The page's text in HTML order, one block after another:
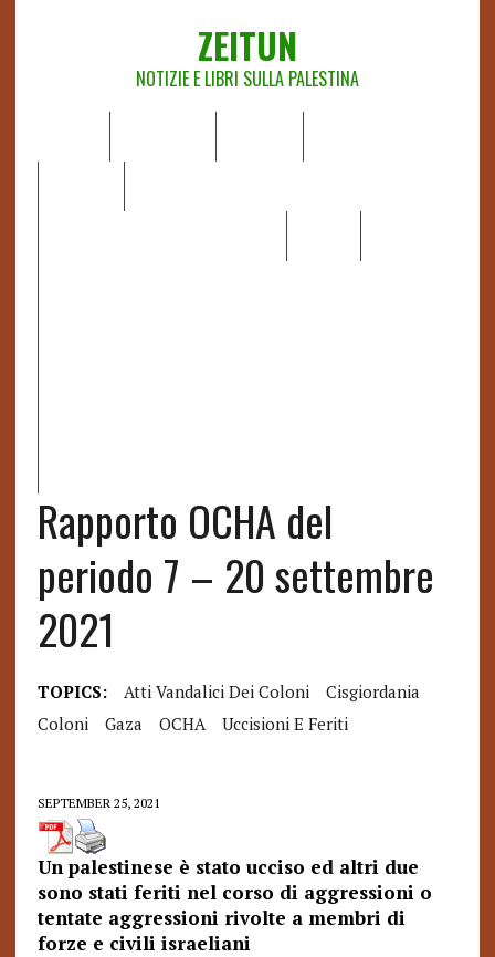
ZEITUN
NOTIZIE E LIBRI SULLA PALESTINA
Rapporto OCHA del
periodo 7 – 20 settembre
2021
TOPICS: Atti Vandalici Dei Coloni
Cisgiordania
Coloni
Gaza OCHA Uccisioni E Feriti
SEPTEMBER 25, 2021
Un palestinese è stato ucciso ed altri due
sono stati feriti nel corso di aggressioni o
tentate aggressioni rivolte a membri di
forze e civili israeliani